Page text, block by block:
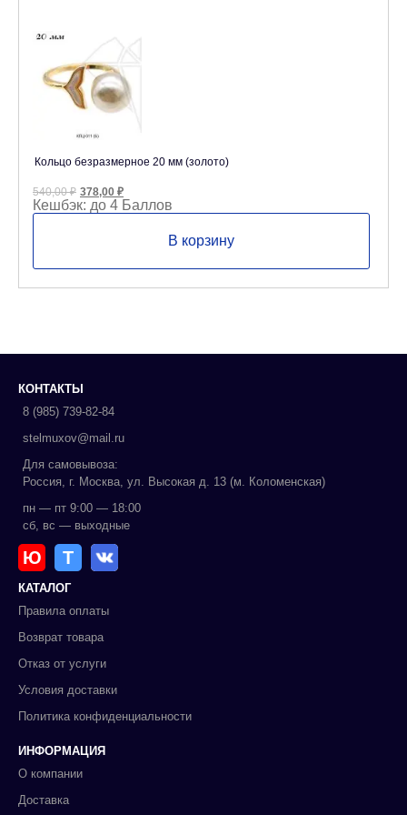
Кольцо безразмерное 20 мм (золото)
540,00₽ Первоначальная
цена
составляла
378,00 ₽Текущая
цена:
378,00 ₽.
Кешбэк: до 4 Баллов
В корзину
КОНТАКТЫ
8 (985) 739-82-84
stelmuxov@mail.ru
Для самовывоза:
Россия, г. Москва, ул. Высокая д. 13 (м. Коломенская)
пн — пт 9:00 — 18:00
сб, вс — выходные
Ю Т
КАТАЛОГ
Правила оплаты
Возврат товара
Отказ от услуги
Условия доставки
Политика конфиденциальности
ИНФОРМАЦИЯ
О компании
Доставка